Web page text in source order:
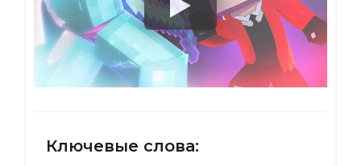
Ключевые слова: